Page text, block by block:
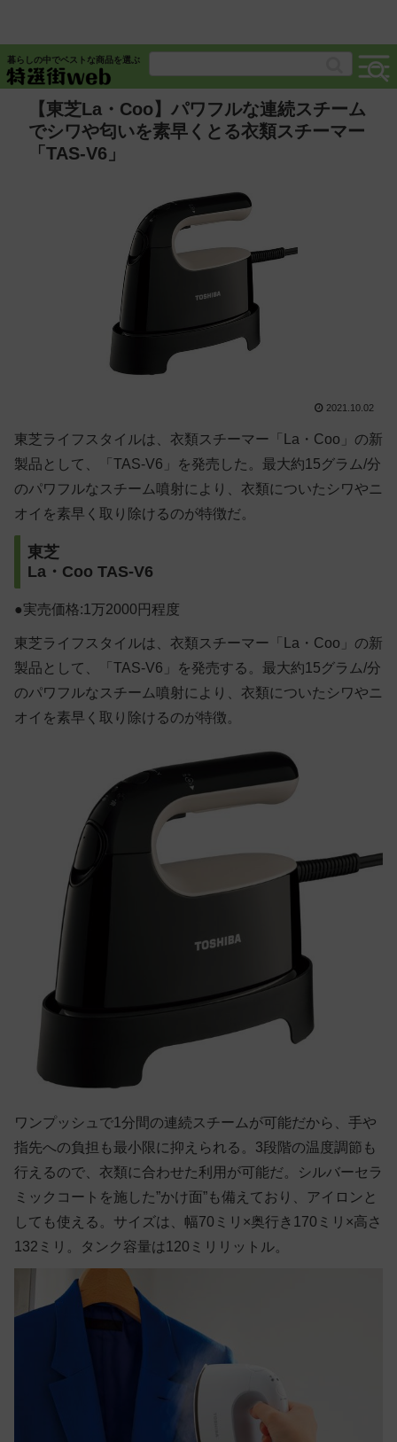
暮らしの中でベストな商品を選ぶ
【東芝La・Coo】パワフルな連続スチーム
でシワや匂いを素早くとる衣類スチーマー
「TAS-V6」
2021.10.02
東芝ライフスタイルは、衣類スチーマー「La・Coo」の新
製品として、「TAS-V6」を発売した。最大約15グラム/分
のパワフルなスチーム噴射により、衣類についたシワやニ
オイを素早く取り除けるのが特徴だ。
東芝
La・Coo TAS-V6
●実売価格:1万2000円程度
東芝ライフスタイルは、衣類スチーマー「La・Coo」の新
製品として、「TAS-V6」を発売する。最大約15グラム/分
のパワフルなスチーム噴射により、衣類についたシワやニ
オイを素早く取り除けるのが特徴。
ワンプッシュで1分間の連続スチームが可能だから、手や
指先への負担も最小限に抑えられる。3段階の温度調節も
行えるので、衣類に合わせた利用が可能だ。シルバーセラ
ミックコートを施した”かけ面”も備えており、アイロンと
しても使える。サイズは、幅70ミリ×奥行き170ミリ×高さ
132ミリ。タンク容量は120ミリリットル。